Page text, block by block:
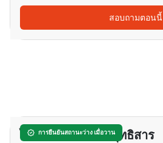
สอบถามตอนนี้
การยืนยันสถานะว่าง เมื่อวาน
ไลฟ์ แอท รัชดา - สุทธิสาร